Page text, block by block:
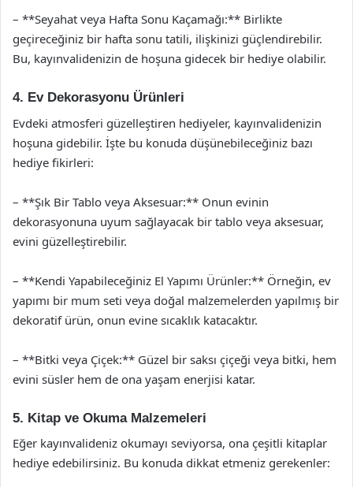
– **Seyahat veya Hafta Sonu Kaçamağı:** Birlikte
geçireceğiniz bir hafta sonu tatili, ilişkinizi güçlendirebilir.
Bu, kayınvalidenizin de hoşuna gidecek bir hediye olabilir.
4. Ev Dekorasyonu Ürünleri
Evdeki atmosferi güzelleştiren hediyeler, kayınvalidenizin
hoşuna gidebilir. İşte bu konuda düşünebileceğiniz bazı
hediye fikirleri:
– **Şık Bir Tablo veya Aksesuar:** Onun evinin
dekorasyonuna uyum sağlayacak bir tablo veya aksesuar,
evini güzelleştirebilir.
– **Kendi Yapabileceğiniz El Yapımı Ürünler:** Örneğin, ev
yapımı bir mum seti veya doğal malzemelerden yapılmış bir
dekoratif ürün, onun evine sıcaklık katacaktır.
– **Bitki veya Çiçek:** Güzel bir saksı çiçeği veya bitki, hem
evini süsler hem de ona yaşam enerjisi katar.
5. Kitap ve Okuma Malzemeleri
Eğer kayınvalideniz okumayı seviyorsa, ona çeşitli kitaplar
hediye edebilirsiniz. Bu konuda dikkat etmeniz gerekenler: